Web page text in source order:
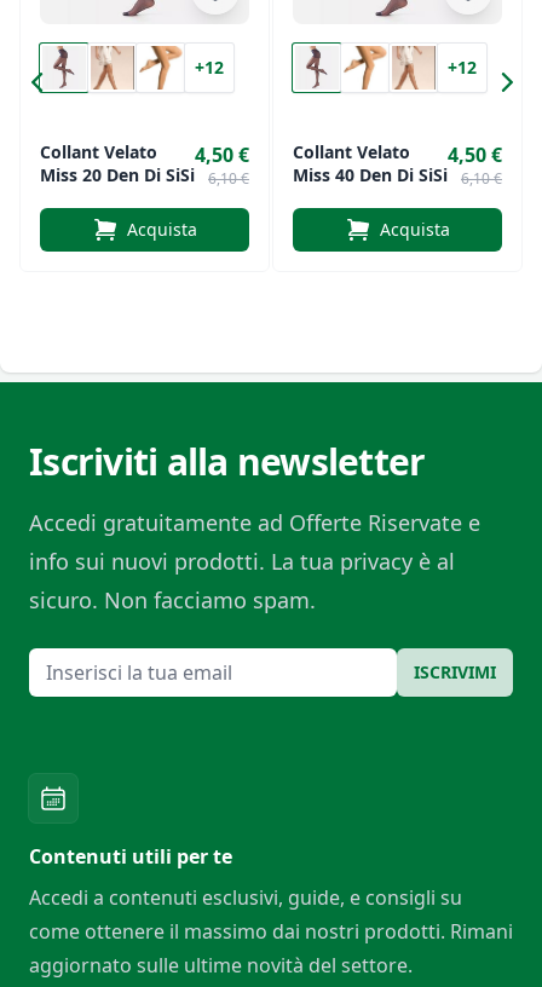
+12
Collant Velato
Miss 20 Den Di SiSi
4,50 €
6,10 €
Acquista
+12
Collant Velato
Miss 40 Den Di SiSi
4,50 €
6,10 €
Acquista
Iscriviti alla newsletter
Accedi gratuitamente ad Offerte Riservate e
info sui nuovi prodotti. La tua privacy è al
sicuro. Non facciamo spam.
Email ISCRIVIMI
Contenuti utili per te
Accedi a contenuti esclusivi, guide, e consigli su
come ottenere il massimo dai nostri prodotti. Rimani
aggiornato sulle ultime novità del settore.